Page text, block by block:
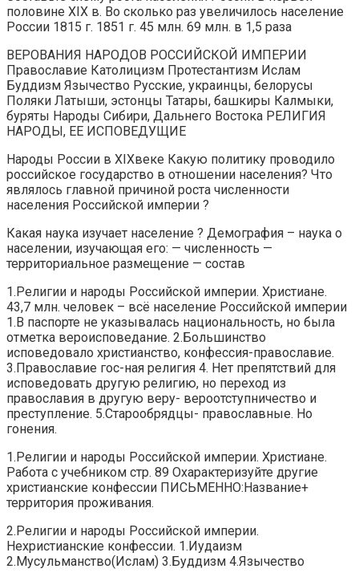
половине XIX в. Во сколько раз увеличилось население
России 1815 г. 1851 г. 45 млн. 69 млн. в 1,5 раза
ВЕРОВАНИЯ НАРОДОВ РОССИЙСКОЙ ИМПЕРИИ
Православие Католицизм Протестантизм Ислам
Буддизм Язычество Русские, украинцы, белорусы
Поляки Латыши, эстонцы Татары, башкиры Калмыки,
буряты Народы Сибири, Дальнего Востока РЕЛИГИЯ
НАРОДЫ, ЕЕ ИСПОВЕДУЩИЕ
Народы России в XIXвеке Какую политику проводило
российское государство в отношении населения? Что
являлось главной причиной роста численности
населения Российской империи ?
Какая наука изучает население ? Демография – наука о
населении, изучающая его: — численность —
территориальное размещение — состав
1.Религии и народы Российской империи. Христиане.
43,7 млн. человек – всё население Российской империи
1.В паспорте не указывалась национальность, но была
отметка вероисповедание. 2.Большинство
исповедовало христианство, конфессия-православие.
3.Православие гос-ная религия 4. Нет препятствий для
исповедовать другую религию, но переход из
православия в другую веру- вероотступничество и
преступление. 5.Старообрядцы- православные. Но
гонения.
1.Религии и народы Российской империи. Христиане.
Работа с учебником стр. 89 Охарактеризуйте другие
христианские конфессии ПИСЬМЕННО:Название+
территория проживания.
2.Религии и народы Российской империи.
Нехристианские конфессии. 1.Иудаизм
2.Мусульманство(Ислам) 3.Буддизм 4.Язычество